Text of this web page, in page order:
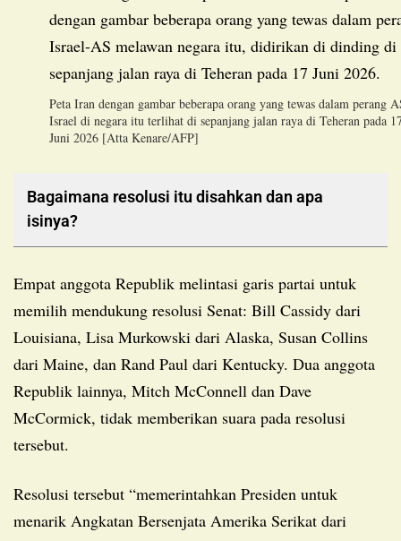
Peta Iran dengan gambar beberapa orang yang tewas dalam perang
Israel di negara itu terlihat di sepanjang jalan raya di Teheran pada
Juni 2026 [Atta Kenare/AFP]
Bagaimana resolusi itu disahkan dan apa
isinya?
Empat anggota Republik melintasi garis partai untuk
memilih mendukung resolusi Senat: Bill Cassidy dari
Louisiana, Lisa Murkowski dari Alaska, Susan Collins
dari Maine, dan Rand Paul dari Kentucky. Dua anggota
Republik lainnya, Mitch McConnell dan Dave
McCormick, tidak memberikan suara pada resolusi
tersebut.
Resolusi tersebut “memerintahkan Presiden untuk
menarik Angkatan Bersenjata Amerika Serikat dari